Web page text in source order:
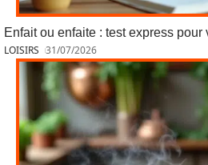
Enfait ou enfaite : test express
LOISIRS 31/07/2026